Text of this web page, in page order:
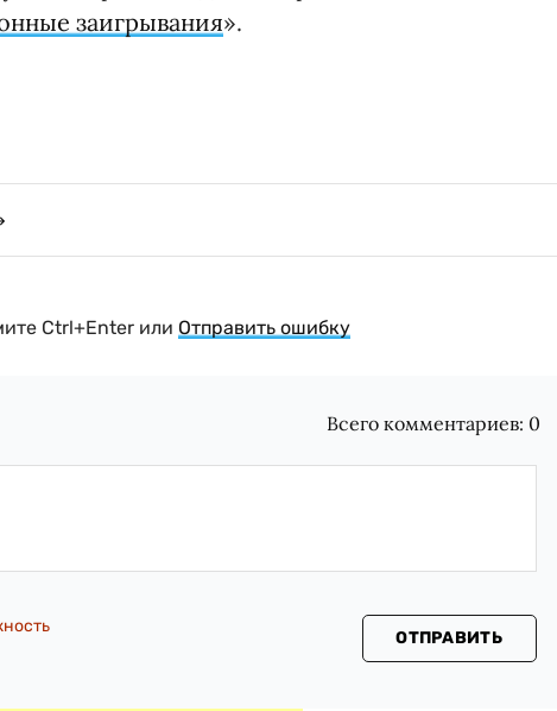
заигрывания».
Ctrl+Enter или Отправить ошибку
Всего комментариев: 0
ОТПРАВИТЬ